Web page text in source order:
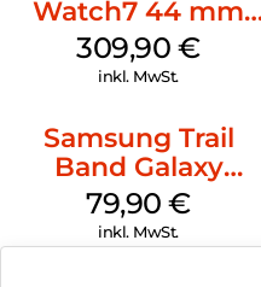
Watch7 44 mm
Green
309,90€
inkl. MwSt.
Samsung Trail
Band Galaxy
Watch Ultra
Orange
79,90€
inkl. MwSt.